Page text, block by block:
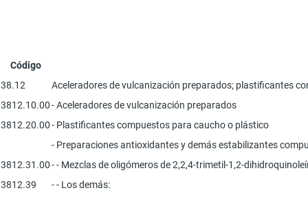
Código
38.12
Aceleradores de vulcanización preparados; plastificantes
3812.10.00- Aceleradores de vulcanización preparados
3812.20.00- Plastificantes compuestos para caucho o plástico
- Preparaciones antioxidantes y demás estabilizantes
3812.31.00- - Mezclas de oligómeros de 2,2,4-trimetil-1,2-
3812.39
- - Los demás: